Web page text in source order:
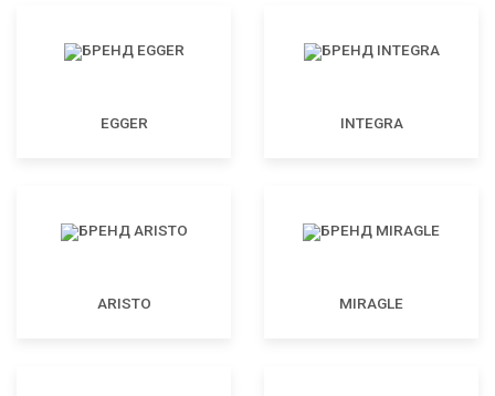
EGGER INTEGRA
ARISTO MIRAGLE